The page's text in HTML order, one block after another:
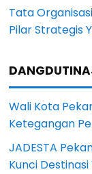
Tata
Pilar Strategis
Wali Kota
Ketegangan
JADESTA
Kunci